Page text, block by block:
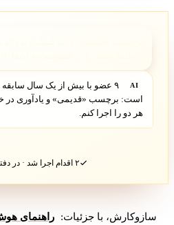
AI
۹ عضو با بیش از یک سال سابقه
است: برچسب «قدیمی» و یادآوری در
هر دو را اجرا کنم.
۲ اقدام اجرا شد · در دفتر ثبت درج شد
سازوکارش، با جزئیات:
راهنمای